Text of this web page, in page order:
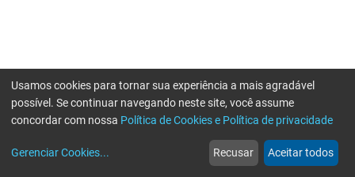
web
Notícias
more_horiz
Mais
Usamos cookies para tornar sua experiência a mais agradável
possível. Se continuar navegando neste site, você assume
concordar com nossa Política de Cookies e Política de privacidade
Gerenciar Cookies... Recusar Aceitar todos
Erro ao enviar informações, por favor tente novamente